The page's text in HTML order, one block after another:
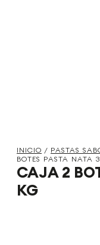
INICIO / PASTAS
BOTES PASTA NATA
CAJA 2
KG